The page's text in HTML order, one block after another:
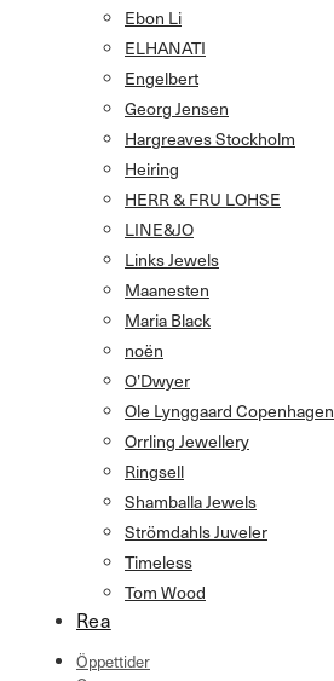
Ebon Li
ELHANATI
Engelbert
Georg Jensen
Hargreaves Stockholm
Heiring
HERR & FRU LOHSE
LINE&JO
Links Jewels
Maanesten
Maria Black
noën
O’Dwyer
Ole Lynggaard Copenhagen
Orrling Jewellery
Ringsell
Shamballa Jewels
Strömdahls Juveler
Timeless
Tom Wood
Rea
Öppettider